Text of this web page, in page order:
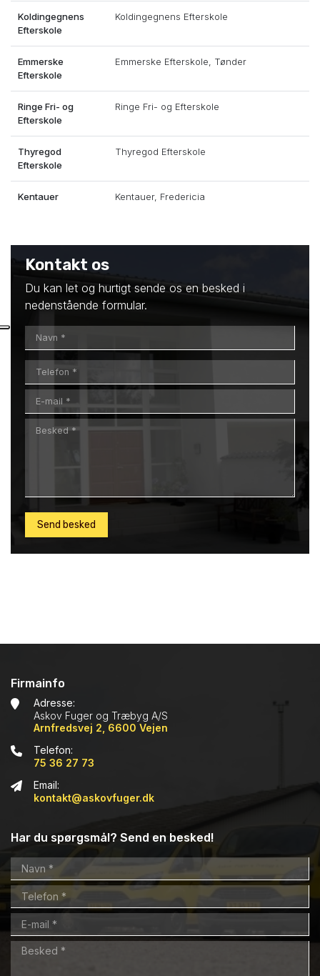
Koldingegnens
Efterskole
Koldingegnens Efterskole
Emmerske
Efterskole
Emmerske Efterskole, Tønder
Ringe Fri- og
Efterskole
Ringe Fri- og Efterskole
Thyregod
Efterskole
Thyregod Efterskole
Kentauer Kentauer, Fredericia
Kontakt os
Du kan let og hurtigt sende os en besked i
nedenstående formular.
Firmainfo
Adresse:
Askov Fuger og Træbyg A/S
Arnfredsvej 2, 6600 Vejen
Telefon:
75 36 27 73
Email:
kontakt@askovfuger.dk
Har du spørgsmål? Send en besked!